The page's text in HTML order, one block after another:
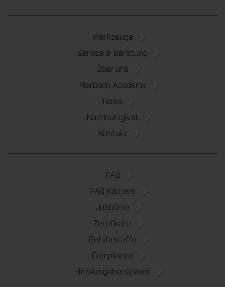
Werkzeuge
Service & Beratung
Über uns
Marbach Academy
News
Nachhaltigkeit
Kontakt
FAQ
FAQ Karriere
Jobbörse
Zertifikate
Gefahrstoffe
Compliance
Hinweisgebersystem